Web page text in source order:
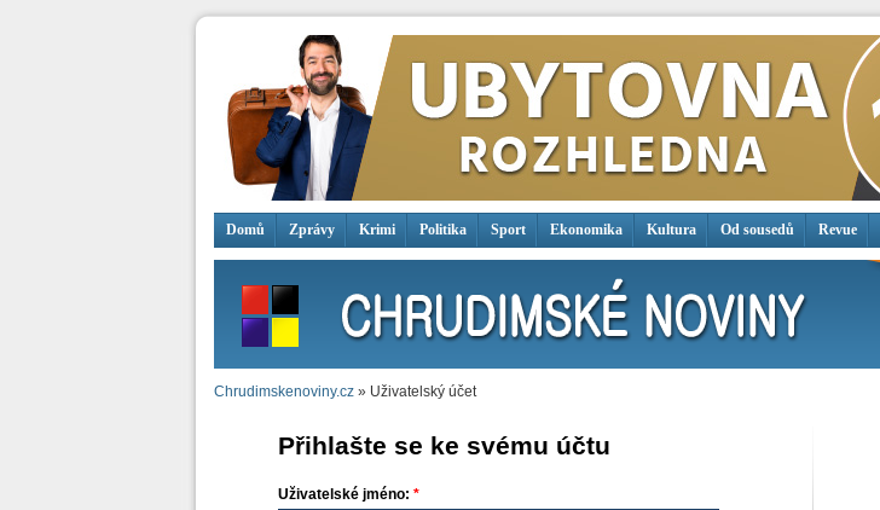
Domů Zprávy Krimi Politika Sport Ekonomika Kultura Od sousedů Revue
Chrudimskenoviny.cz » Uživatelský účet
Přihlašte se ke svému účtu
Uživatelské jméno: *